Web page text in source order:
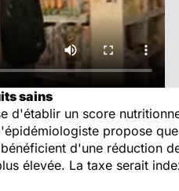
sains
d'établir un score
propose
d'une réduction
élevée. La taxe serait